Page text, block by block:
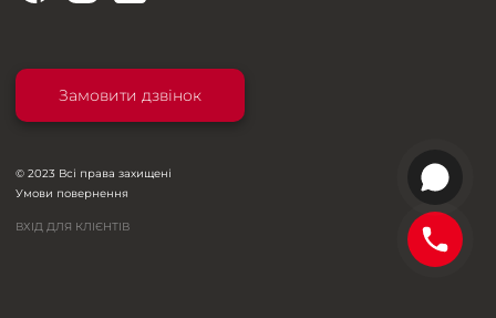
Замовити дзвінок
© 2023 Всі права захищені
Умови повернення
ВХІД ДЛЯ КЛІЄНТІВ